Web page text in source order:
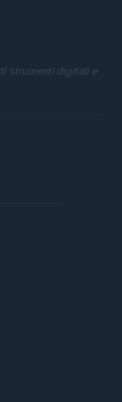
strumenti digitali e